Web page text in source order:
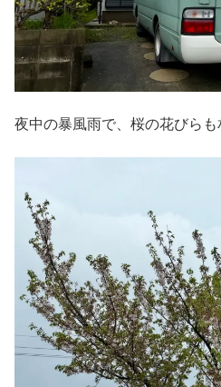
夜中の暴風雨で、桜の花びらも